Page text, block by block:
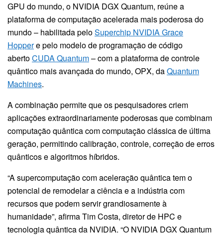
GPU do mundo, o NVIDIA DGX Quantum, reúne a
plataforma de computação acelerada mais poderosa do
mundo – habilitada peloSuperchip NVIDIA Grace
Hoppere pelo modelo de programação de código
abertoCUDA Quantum– com a plataforma de controle
quântico mais avançada do mundo, OPX, daQuantum
Machines.
A combinação permite que os pesquisadores criem
aplicações extraordinariamente poderosas que combinam
computação quântica com computação clássica de última
geração, permitindo calibração, controle, correção de erros
quânticos e algoritmos híbridos.
“A supercomputação com aceleração quântica tem o
potencial de remodelar a ciência e a indústria com
recursos que podem servir grandiosamente à
humanidade”, afirma Tim Costa, diretor de HPC e
tecnologia quântica da NVIDIA. “O NVIDIA DGX Quantum